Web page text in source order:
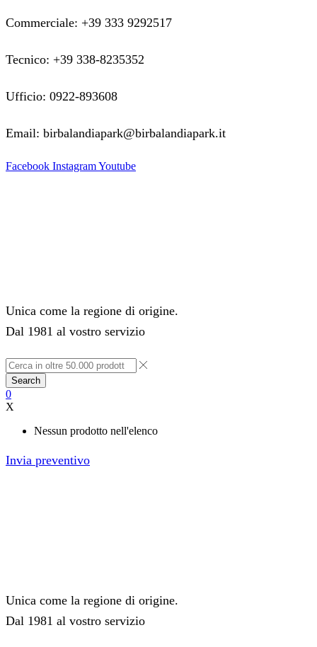
Commerciale: +39 333 9292517
Tecnico: +39 338-8235352
Ufficio: 0922-893608
Email: birbalandiapark@birbalandiapark.it
Facebook InstagramYoutube
Unica come la regione di origine.
Dal 1981 al vostro servizio
Search
0
X
Nessun prodotto nell'elenco
Invia preventivo
Unica come la regione di origine.
Dal 1981 al vostro servizio